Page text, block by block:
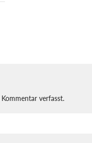
verfasst.